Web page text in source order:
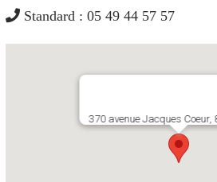
Standard : 05 49 44 57 57
370 avenue Jacques Coeur,